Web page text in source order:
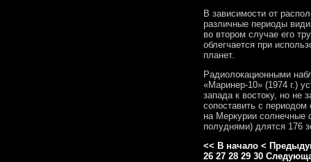
В зависимости от
различные периоды
во втором случае его
облегчается при
планет.
Радиолокационными
«Маринер-10» (1974 г.)
запада к востоку, но не
сопоставить с периодом
на Меркурии солнечные
полуднями) длятся 176
<< В начало <
26 27 28 29 30